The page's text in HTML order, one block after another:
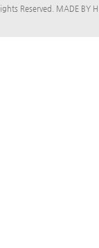
Reserved. MADE BY